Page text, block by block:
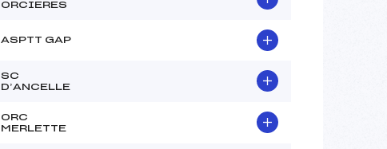
ORCIERES
ASPTT GAP
SC
D’ANCELLE
ORC
MERLETTE